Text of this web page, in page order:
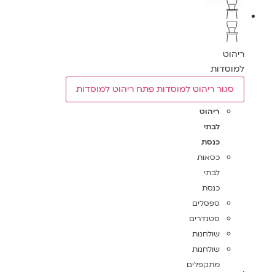
ריהוט
למוסדות
סגור ריהוט למוסדות פתח ריהוט למוסדות
ריהוט
לבתי
כנסת
כסאות
לבתי
כנסת
ספסלים
סטנדרים
שולחנות
שולחנות
מתקפלים